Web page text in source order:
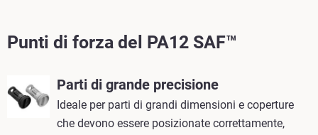
Punti di forza del PA12 SAF™
Parti di grande precisione
Ideale per parti di grandi dimensioni e coperture
che devono essere posizionate correttamente,